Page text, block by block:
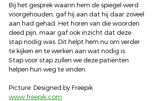
Bij het gesprek waarin hem de spiegel werd
voorgehouden, gaf hij aan dat hij daar zoveel
aan had gehad. Het horen van die woorden
deed pijn, maar gaf ook inzicht dat deze
stap nodig was. Dit helpt hem nu om verder
te kijken en te werken aan wat nodig is.
Stap voor stap zullen we deze patiënten
helpen hun weg te vinden.
Picture: Designed by Freepik
www.freepik.com